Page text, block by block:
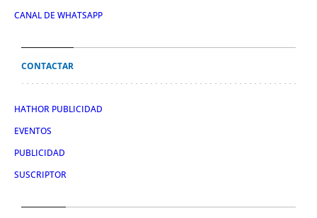
CANAL DE WHATSAPP
CONTACTAR
HATHOR PUBLICIDAD
EVENTOS
PUBLICIDAD
SUSCRIPTOR